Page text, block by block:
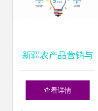
新疆农产品营销与
销售业务的创新突
查看详情